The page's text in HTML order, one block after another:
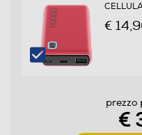
USB tipo-C
Alimentazione
Alimentatore non
€
prezzo
€